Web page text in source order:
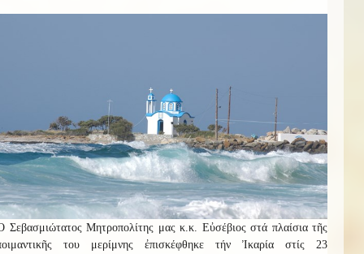
Σεβασμιώτατος Μητροπολίτης μας κ.κ. Εὐσέβιος στά πλαίσια τῆς
του μερίμνης ἐπισκέφθηκε τήν Ἰκαρία στίς 23